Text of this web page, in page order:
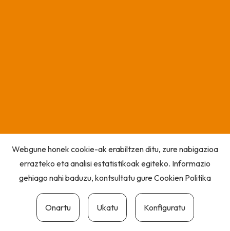
Webgune honek cookie-ak erabiltzen ditu, zure nabigazioa
errazteko eta analisi estatistikoak egiteko. Informazio
gehiago nahi baduzu, kontsultatu gureCookien Politika
Onartu Ukatu Konfiguratu